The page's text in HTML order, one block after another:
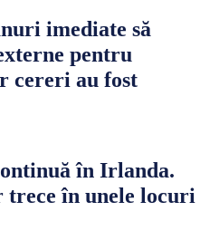
imediate să
pentru
cereri au fost
în Irlanda.
în unele locuri